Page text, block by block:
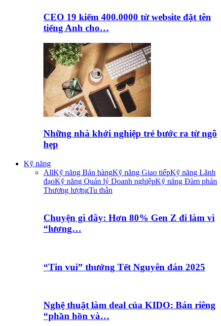
CEO 19 kiếm 400.0000 từ website đặt tên
tiếng Anh cho…
Những nhà khởi nghiệp trẻ bước ra từ ngõ
hẹp
Kỹ năng
AllKỹ năng Bán hàngKỹ năng Giao tiếpKỹ năng Lãnh
đạoKỹ năng Quản lý Doanh nghiệpKỹ năng Đàm phán
Thương lượngTu thân
Chuyện gì đây: Hơn 80% Gen Z đi làm vì
“lương…
“Tin vui” thưởng Tết Nguyên đán 2025
Nghệ thuật làm deal của KIDO: Bán riêng
“phần hồn và…